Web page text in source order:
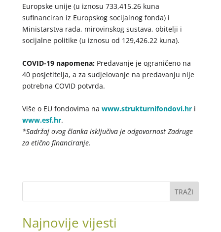
Europske unije (u iznosu 733,415.26 kuna
sufinanciran iz Europskog socijalnog fonda) i
Ministarstva rada, mirovinskog sustava, obitelji i
socijalne politike (u iznosu od 129,426.22 kuna).
COVID-19 napomena: Predavanje je ograničeno na
40 posjetitelja, a za sudjelovanje na predavanju nije
potrebna COVID potvrda.
Više o EU fondovima na www.strukturnifondovi.hri
www.esf.hr.
*Sadržaj ovog članka isključiva je odgovornost Zadruge
za etično financiranje.
TRAŽI
Najnovije vijesti